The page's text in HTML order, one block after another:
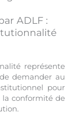
ADLF :
représente
de demander au
pour
la conformité de